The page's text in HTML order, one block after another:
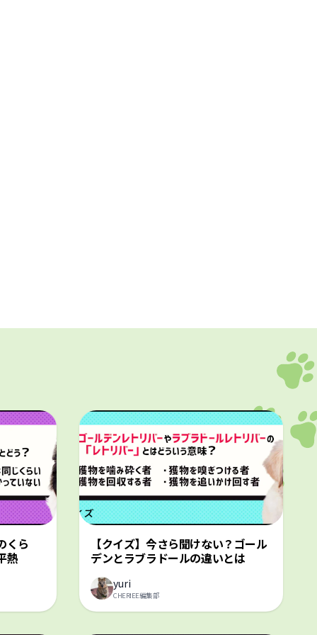
くら
熱
【クイズ】今さら聞けない？ゴール
デンとラブラドールの違いとは
yuri
CHERIEE編集部